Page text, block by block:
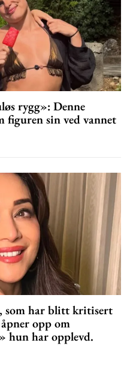
rygg»: Denne
figuren sin ved vannet
som har blitt kritisert
opp om
hun har opplevd.